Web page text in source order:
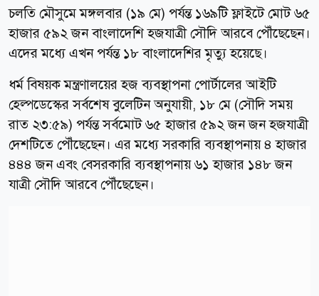
চলতি মৌসুমে মঙ্গলবার (১৯ মে) পর্যন্ত ১৬৯টি ফ্লাইটে মোট ৬৫
হাজার ৫৯২ জন বাংলাদেশি হজযাত্রী সৌদি আরবে পৌঁছেছেন।
এদের মধ্যে এখন পর্যন্ত ১৮ বাংলাদেশির মৃত্যু হয়েছে।
ধর্ম বিষয়ক মন্ত্রণালয়ের হজ ব্যবস্থাপনা পোর্টালের আইটি
হেল্পডেস্কের সর্বশেষ বুলেটিন অনুযায়ী, ১৮ মে (সৌদি সময়
রাত ২৩:৫৯) পর্যন্ত সর্বমোট ৬৫ হাজার ৫৯২ জন জন হজযাত্রী
দেশটিতে পৌঁছেছেন। এর মধ্যে সরকারি ব্যবস্থাপনায় ৪ হাজার
৪৪৪ জন এবং বেসরকারি ব্যবস্থাপনায় ৬১ হাজার ১৪৮ জন
যাত্রী সৌদি আরবে পৌঁছেছেন।